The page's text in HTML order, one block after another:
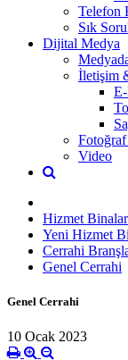
Telefon
Sık
Dijital Medya
İletişim
Video
Hizmet
Yeni Hizmet
Cerrahi
Genel Cerrahi
Genel Cerrahi
10 Ocak 2023